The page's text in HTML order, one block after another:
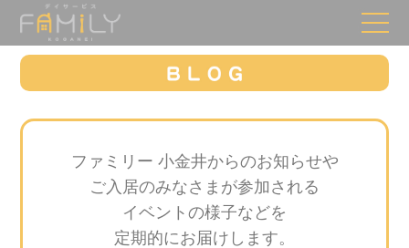
ファミリー 小金井からのお知らせや
ご入居のみなさまが参加される
イベントの様子などを
定期的にお届けします。